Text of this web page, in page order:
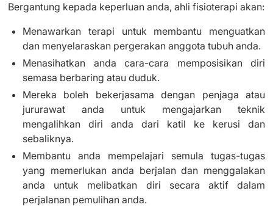
Bergantung kepada keperluan anda, ahli fisioterapi akan:
Menawarkan terapi untuk membantu menguatkan
dan menyelaraskan pergerakan anggota tubuh anda.
Menasihatkan anda cara-cara memposisikan diri
semasa berbaring atau duduk.
Mereka boleh bekerjasama dengan penjaga atau
jururawat anda untuk mengajarkan teknik
mengalihkan diri anda dari katil ke kerusi dan
sebaliknya.
Membantu anda mempelajari semula tugas-tugas
yang memerlukan anda berjalan dan menggalakan
anda untuk melibatkan diri secara aktif dalam
perjalanan pemulihan anda.